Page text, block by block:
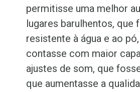
permitisse uma melhor
lugares barulhentos, que
resistente à água e ao
contasse com maior
ajustes de som, que
que aumentasse a